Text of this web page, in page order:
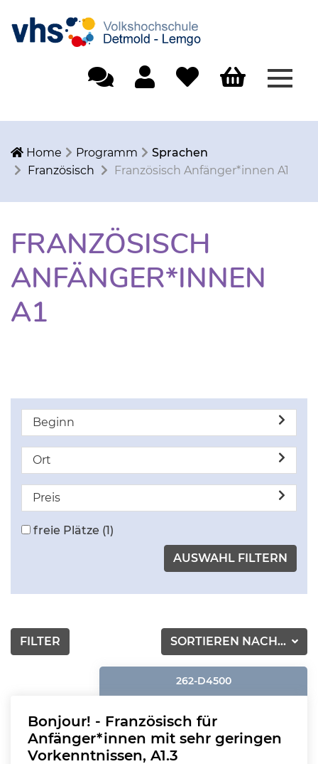
Home Programm
Sprachen
Französisch
Französisch Anfänger*innen A1
FRANZÖSISCH
ANFÄNGER*INNEN
A1
Beginn
Ort
Preis
freie Plätze (1)
SORTIEREN NACH...
FILTER
262-D4500
Bonjour! - Französisch für
Anfänger*innen mit sehr geringen
Vorkenntnissen, A1.3